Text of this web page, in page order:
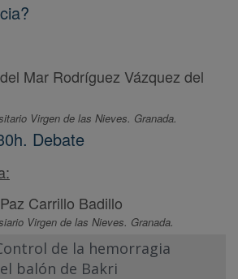
Mar Rodríguez Vázquez del
Virgen de las Nieves. Granada.
Debate
Carrillo Badillo
Virgen de las Nieves. Granada.
de la hemorragia
balón de Bakri